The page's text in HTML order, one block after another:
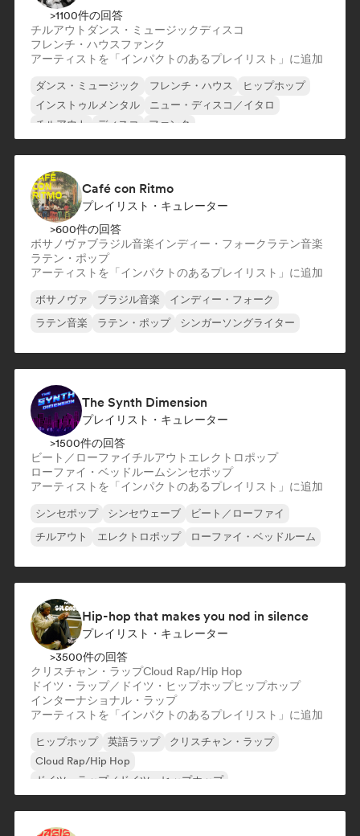
>1100件の回答
チルアウト ダンス・ミュージックディスコ
フレンチ・ハウスファンク
アーティストを「インパクトのあるプレイリスト」に追加
ダンス・ミュージック フレンチ・ハウス
ヒップホップ
インストゥルメンタル
ニュー・ディスコ／イタロ
チルアウト
ディスコ ファンク
Café con Ritmo
プレイリスト・キュレーター
>600件の回答
ボサノヴァブラジル音楽インディー・フォークラテン音楽
ラテン・ポップ
アーティストを「インパクトのあるプレイリスト」に追加
ボサノヴァ ブラジル音楽
インディー・フォーク
ラテン音楽
ラテン・ポップ シンガーソングライター
The Synth Dimension
プレイリスト・キュレーター
>1500件の回答
ビート／ローファイチルアウト エレクトロポップ
ローファイ・ベッドルームシンセポップ
アーティストを「インパクトのあるプレイリスト」に追加
シンセポップ シンセウェーブ
ビート／ローファイ
チルアウト
エレクトロポップ ローファイ・ベッドルーム
Hip-hop that makes you nod in silence
プレイリスト・キュレーター
>3500件の回答
クリスチャン・ラップCloud Rap/Hip Hop
ドイツ・ラップ／ドイツ・ヒップホップヒップホップ
インターナショナル・ラップ
アーティストを「インパクトのあるプレイリスト」に追加
ヒップホップ 英語ラップ
クリスチャン・ラップ
Cloud Rap/Hip Hop
ドイツ・ラップ／ドイツ・ヒップホップ